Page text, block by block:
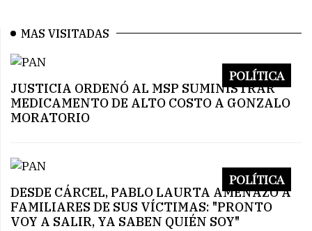
MAS VISITADAS
POLÍTICA
JUSTICIA ORDENÓ AL MSP SUMINISTRAR
MEDICAMENTO DE ALTO COSTO A GONZALO
MORATORIO
POLÍTICA
DESDE CÁRCEL, PABLO LAURTA AMENAZÓ A
FAMILIARES DE SUS VÍCTIMAS: "PRONTO
VOY A SALIR, YA SABEN QUIÉN SOY"